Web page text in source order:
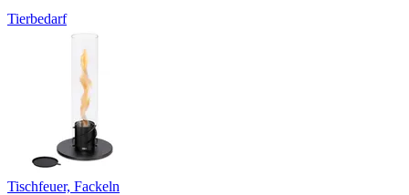
Tierbedarf
Tischfeuer, Fackeln